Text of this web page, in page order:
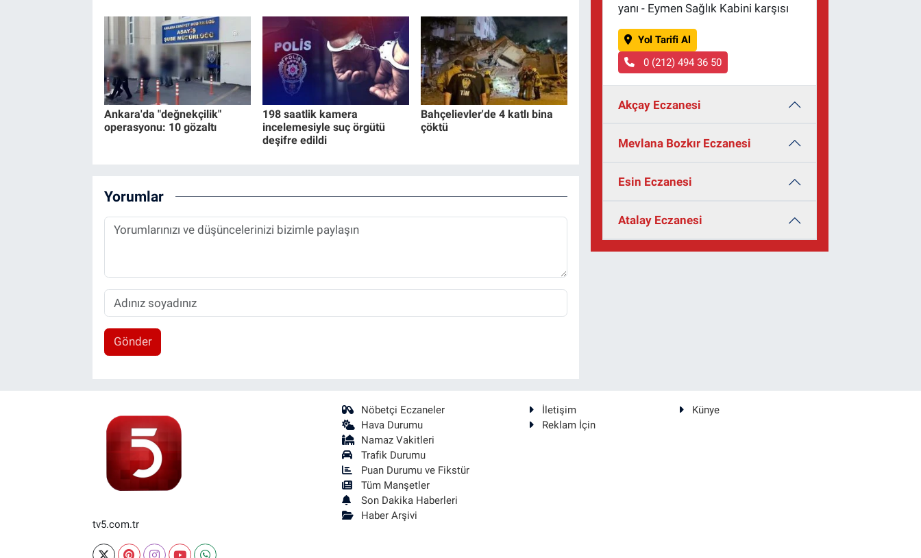
Ankara'da "değnekçilik"
operasyonu: 10 gözaltı
198 saatlik kamera
incelemesiyle suç örgütü
deşifre edildi
Bahçelievler'de 4 katlı bina
çöktü
Yorumlar
Gönder
yanı - Eymen Sağlık Kabini karşısı
Yol Tarifi Al
0 (212) 494 36 50
Akçay Eczanesi
Mevlana Bozkır Eczanesi
Esin Eczanesi
Atalay Eczanesi
tv5.com.tr
Nöbetçi Eczaneler
Hava Durumu
Namaz Vakitleri
Trafik Durumu
Puan Durumu ve Fikstür
Tüm Manşetler
Son Dakika Haberleri
Haber Arşivi
İletişim
Künye
Reklam İçin